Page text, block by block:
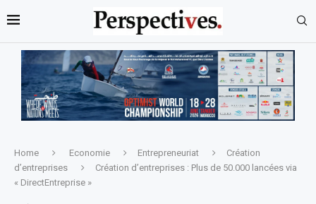
Home Economie Entrepreneuriat
Création
d’entreprises
Création d’entreprises : Plus de 50.000 lancées via
« DirectEntreprise »